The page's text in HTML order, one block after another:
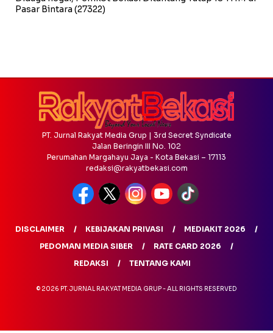
Pasar Bintara (27322)
PT. Jurnal Rakyat Media Grup | 3rd Secret Syndicate
Jalan Beringin III No. 102
Perumahan Margahayu Jaya - Kota Bekasi – 17113
redaksi@rakyatbekasi.com
DISCLAIMER KEBIJAKAN PRIVASI
MEDIAKIT 2026
PEDOMAN MEDIA SIBER
RATE CARD 2026
REDAKSI
TENTANG KAMI
© 2026 PT. JURNAL RAKYAT MEDIA GRUP - ALL RIGHTS RESERVED